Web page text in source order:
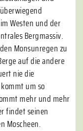
Westen und der
Bergmassiv.
Monsunregen zu
auf die andere
nie die
um so
mehr und mehr
findet seinen
Moscheen.